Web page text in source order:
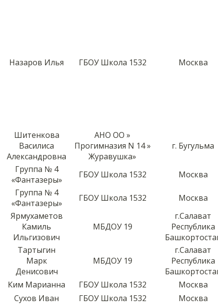
Назаров Илья ГБОУ Школа 1532 Москва
Шитенкова
Василиса
Александровна
АНО ОО »
Прогимназия N 14 »
Журавушка»
г. Бугульма
Группа № 4
«Фантазеры»
ГБОУ Школа 1532
Москва
Группа № 4
«Фантазеры»
ГБОУ Школа 1532
Москва
Ярмухаметов
Камиль
Ильгизович
МБДОУ 19
г.Салават
Республика
Тартыгин
Марк
Денисович
МБДОУ 19
г.Салават
Республика
Ким Марианна
ГБОУ Школа 1532
Москва
Сухов Иван
ГБОУ Школа 1532 Москва